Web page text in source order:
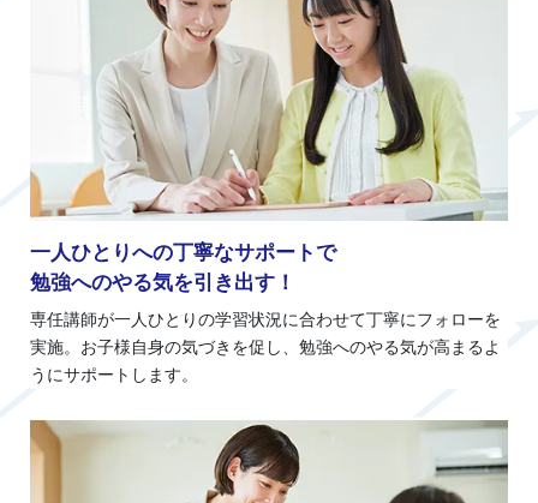
一人ひとりへの丁寧なサポートで
勉強へのやる気を引き出す！
専任講師が一人ひとりの学習状況に合わせて丁寧にフォローを
実施。お子様自身の気づきを促し、勉強へのやる気が高まるよ
うにサポートします。